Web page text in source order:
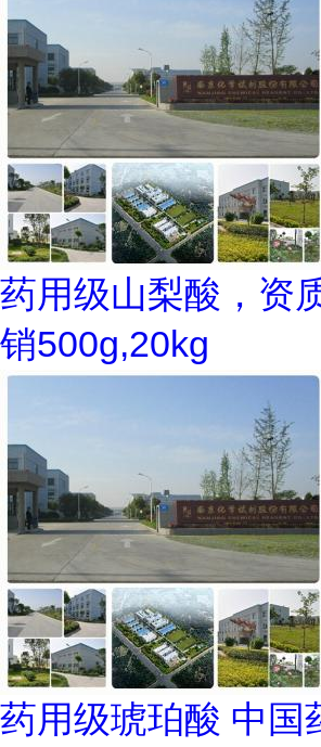
药用级山梨酸，资
销500g,20kg
药用级琥珀酸 中国